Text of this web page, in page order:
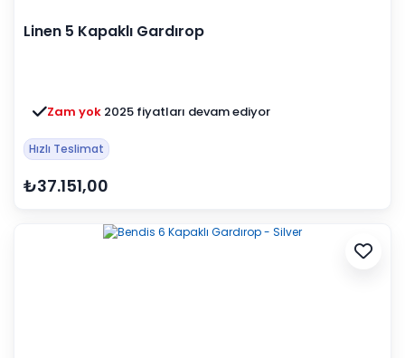
Linen 5 Kapaklı Gardırop
Zam yok 2025 fiyatları devam ediyor
Hızlı Teslimat
₺37.151,00